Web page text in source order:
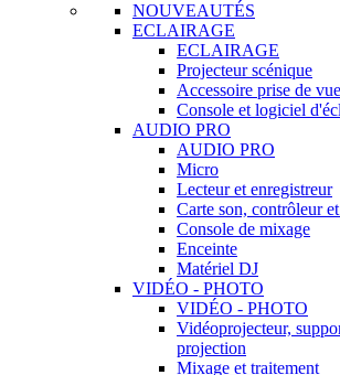
NOUVEAUTÉS
ECLAIRAGE
ECLAIRAGE
Projecteur scénique
Accessoire prise de vue
Console et logiciel
AUDIO PRO
AUDIO PRO
Micro
Lecteur et enregistreur
Carte son, contrôleur
Console de mixage
Enceinte
Matériel DJ
VIDÉO - PHOTO
VIDÉO - PHOTO
Vidéoprojecteur,
projection
Mixage et traitement